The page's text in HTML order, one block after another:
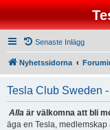
Senaste Inlägg
Nyhetssidorna
Tesla Club Sweden
Alla är välkomna att bli
äga en Tesla, medlemskap